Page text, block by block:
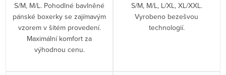
S/M, M/L. Pohodlné bavlněné
pánské boxerky se zajímavým
vzorem v šitém provedení.
Maximální komfort za
výhodnou cenu.
S/M, M/L, L/XL, XL/XXL.
Vyrobeno bezešvou
technologií.